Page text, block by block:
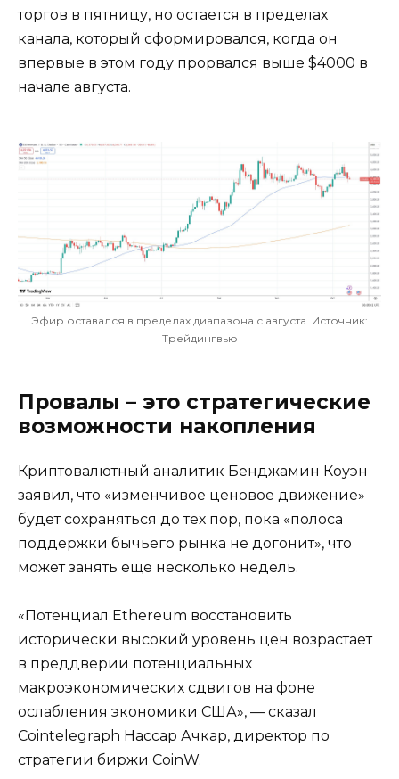
торгов в пятницу, но остается в пределах
канала, который сформировался, когда он
впервые в этом году прорвался выше $4000 в
начале августа.
Эфир оставался в пределах диапазона с августа. Источник:
Трейдингвью
Провалы – это стратегические
возможности накопления
Криптовалютный аналитик Бенджамин Коуэн
заявил, что «изменчивое ценовое движение»
будет сохраняться до тех пор, пока «полоса
поддержки бычьего рынка не догонит», что
может занять еще несколько недель.
«Потенциал Ethereum восстановить
исторически высокий уровень цен возрастает
в преддверии потенциальных
макроэкономических сдвигов на фоне
ослабления экономики США», — сказал
Cointelegraph Нассар Ачкар, директор по
стратегии биржи CoinW.